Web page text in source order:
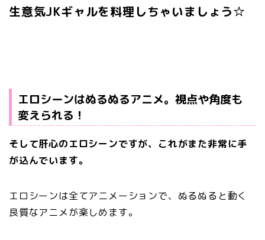
生意気JKギャルを料理しちゃいましょう☆
エロシーンはぬるぬるアニメ。視点や角度も
変えられる！
そして肝心のエロシーンですが、これがまた非常に手
が込んでいます。
エロシーンは全てアニメーションで、ぬるぬると動く
良質なアニメが楽しめます。